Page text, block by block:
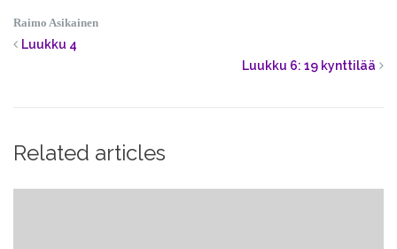
Raimo Asikainen
Luukku 4
Luukku 6: 19 kynttilää
Related articles